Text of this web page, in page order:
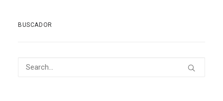
BUSCADOR